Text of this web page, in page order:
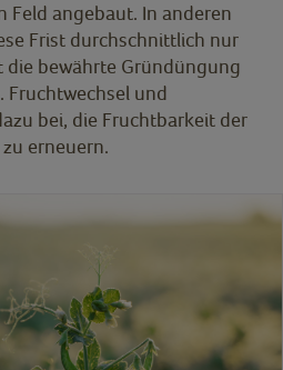
Feld angebaut. In anderen
Frist durchschnittlich nur
die bewährte Gründüngung
Fruchtwechsel und
bei, die Fruchtbarkeit der
erneuern.